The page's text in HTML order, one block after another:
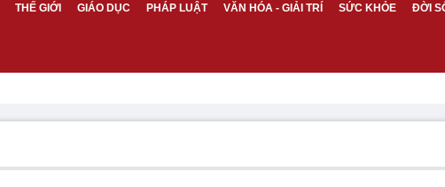
THẾ GIỚI GIÁO DỤC PHÁP LUẬT VĂN HÓA - GIẢI TRÍ SỨC KHỎE ĐỜI